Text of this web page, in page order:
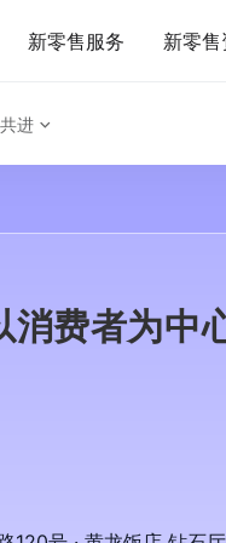
新零售服务 新零
进
消费者为中